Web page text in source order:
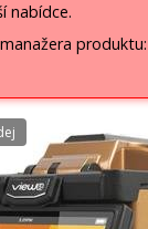
nabídce.
produktu: